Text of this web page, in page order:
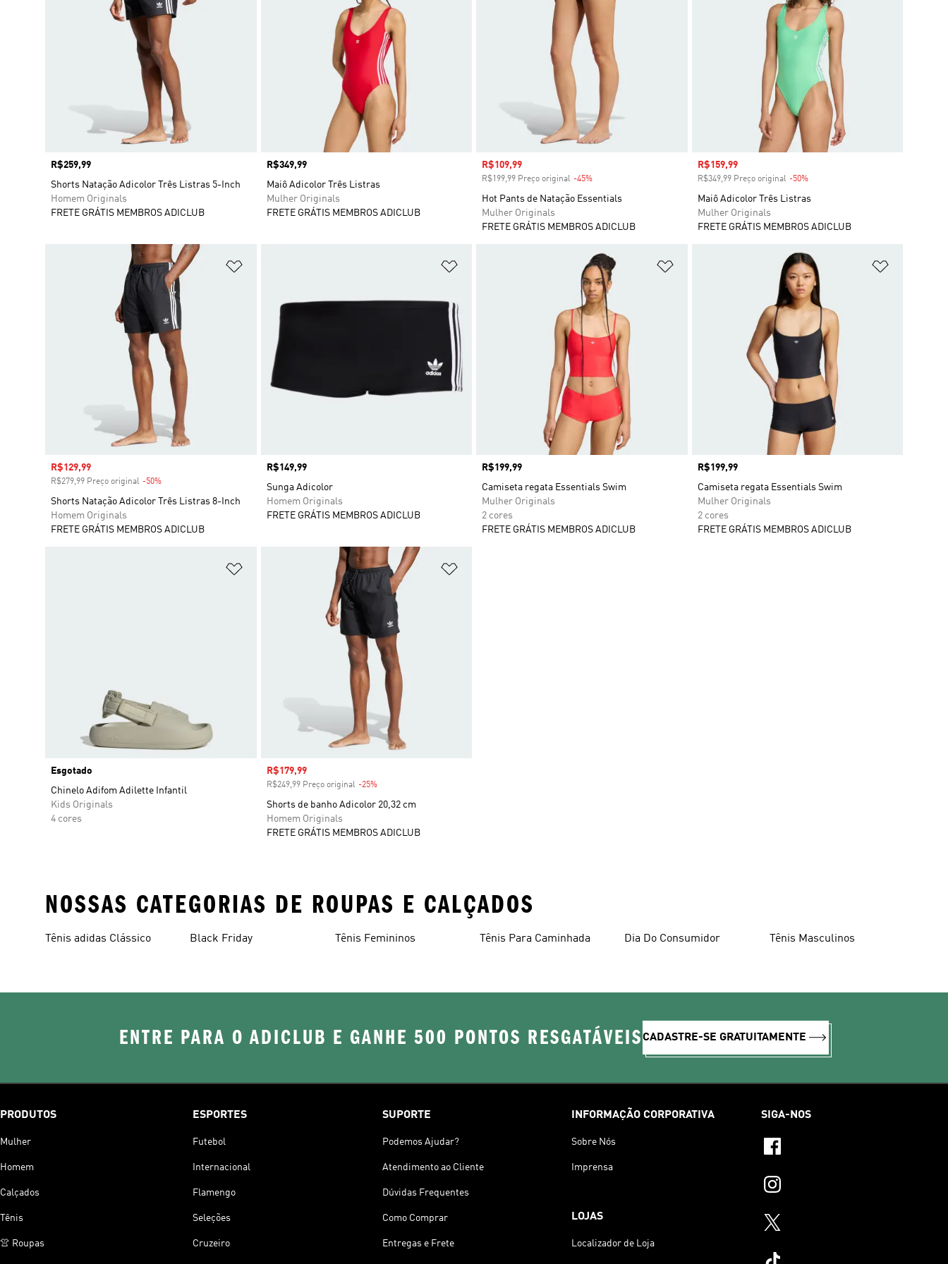
Preço
R$259,99
Shorts Natação Adicolor Três Listras 5-Inch
Homem Originals
FRETE GRÁTIS MEMBROS ADICLUB
Preço
R$349,99
Maiô Adicolor Três Listras
Mulher Originals
FRETE GRÁTIS MEMBROS ADICLUB
Preço com desconto
R$109,99
R$199,99 Preço original -45%
Hot Pants de Natação Essentials
Mulher Originals
FRETE GRÁTIS MEMBROS ADICLUB
Preço com desconto
R$159,99
R$349,99 Preço original -50%Desconto
Maiô Adicolor Três Listras
Mulher Originals
FRETE GRÁTIS MEMBROS ADICLUB
Preço com desconto
R$129,99
R$279,99 Preço original -50%
Shorts Natação Adicolor Três Listras 8-Inch
Homem Originals
FRETE GRÁTIS MEMBROS ADICLUB
Adicionar à Lista de Desejos
Preço
R$149,99
Sunga Adicolor
Homem Originals
FRETE GRÁTIS MEMBROS ADICLUB
Adicionar à Lista de Desejos
Preço
R$199,99
Camiseta regata Essentials Swim
Mulher Originals
2 cores
FRETE GRÁTIS MEMBROS ADICLUB
Preço
R$199,99
Camiseta regata Essentials Swim
Mulher Originals
2 cores
FRETE GRÁTIS MEMBROS ADICLUB
Adicionar à Lista de Desejos
Esgotado
Chinelo Adifom Adilette Infantil
Kids Originals
4 cores
Preço com desconto
R$179,99
R$249,99 Preço original -25%Desconto
Shorts de banho Adicolor 20,32 cm
Homem Originals
FRETE GRÁTIS MEMBROS ADICLUB
NOSSAS CATEGORIAS DE ROUPAS E CALÇADOS
Tênis adidas Clássico Black Friday Tênis Femininos Tênis Para Caminhada Dia Do Consumidor Tênis Masculinos
ENTRE PARA O ADICLUB E GANHE 500 PONTOS RESGATÁVEIS CADASTRE-SE GRATUITAMENTE
PRODUTOS
Mulher
Homem
Calçados
Tênis
👚 Roupas
ESPORTES
Futebol
Internacional
Flamengo
Seleções
Cruzeiro
SUPORTE
Podemos Ajudar?
Atendimento ao Cliente
Dúvidas Frequentes
Como Comprar
Entregas e Frete
INFORMAÇÃO CORPORATIVA
Sobre Nós
Imprensa
LOJAS
Localizador de Loja
SIGA-NOS